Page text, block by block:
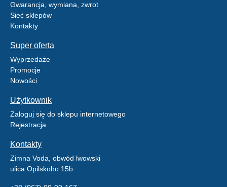
Gwarancja, wymiana, zwrot
Sieć sklepów
Kontakty
Super oferta
Wyprzedaże
Promocje
Nowości
Użytkownik
Zaloguj się do sklepu internetowego
Rejestracja
Kontakty
Zimna Voda, obwód lwowski
ulica Opilskoho 15b